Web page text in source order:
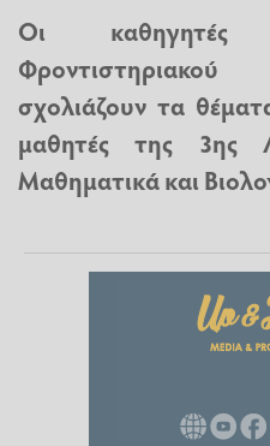
Οι
σχολιάζουν τα
μαθητές της 3ης
Μαθηματικά και